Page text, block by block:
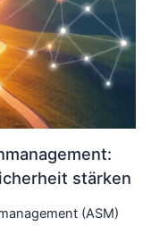
stärken
(ASM)